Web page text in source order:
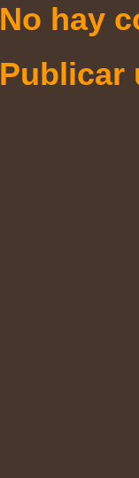
No hay
Publicar